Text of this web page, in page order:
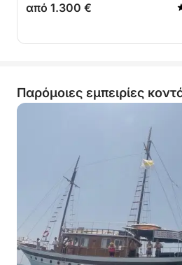
από 1.300 €
Παρόμοιες εμπειρίες